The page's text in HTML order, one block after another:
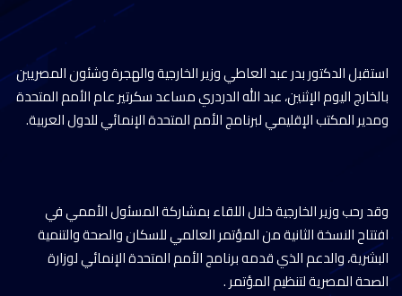
استقبل الدكتور بدر عبد العاطي وزير الخارجية والهجرة وشئون المصريين
بالخارج اليوم الإثنين، عبد الله الدردري مساعد سكرتير عام الأمم المتحدة
ومدير المكتب الإقليمي لبرنامج الأمم المتحدة الإنمائي للدول العربية.
وقد رحب وزير الخارجية خلال اللقاء بمشاركة المسئول الأممي في
افتتاح النسخة الثانية من المؤتمر العالمي للسكان والصحة والتنمية
البشرية، والدعم الذي قدمه برنامج الأمم المتحدة الإنمائي لوزارة
الصحة المصرية لتنظيم المؤتمر .